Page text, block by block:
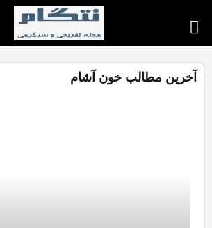
آخرین مطالب خون آشام